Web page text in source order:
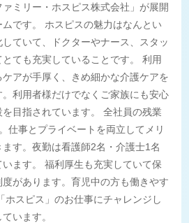
ミリー・ホスピス株式会社」が展開
です。 ホスピスの魅力はなんとい
ていて、ドクターやナース、スタッ
ても充実していることです。 利用
アが手厚く、きめ細かな介護ケアを
利用者様だけでなくご家族にも安心
目指されています。 全社員の残業
仕事とプライベートを両立してメリ
す。夜勤は看護師2名・介護士1名
ます。 福利厚生も充実していて保
があります。育児中の方も働きやす
ホスピス」のお仕事にチャレンジし
います。